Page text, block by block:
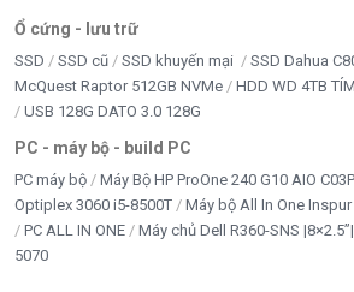
Ổ cứng - lưu trữ
SSD SSD cũ SSD khuyến mại SSD Dahua
McQuest Raptor 512GB NVMe
HDD WD 4TB TÍM
USB 128G DATO 3.0 128G
PC - máy bộ - build PC
PC máy bộ Máy Bộ HP ProOne 240 G10 AIO
Optiplex 3060 i5-8500T
Máy bộ All In One
PC ALL IN ONE
Máy chủ Dell R360-SNS |8×2.5”|
5070